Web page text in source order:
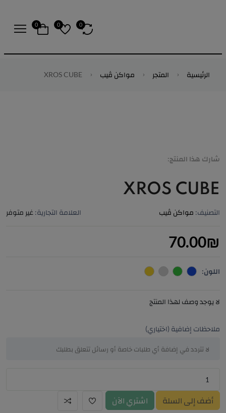
0
0
0
الرئيسية المتجر مواكن ڤيب
شارك هذا المنتج:
XROS CUBE
التصنيف: مواكن ڤيب العلامة التجارية: غير متوفر
70.00₪
اللون:
لا يوجد وصف لهذا المنتج
ملاحظات إضافية (اختياري)
أضف إلى السلة اشتري الآن